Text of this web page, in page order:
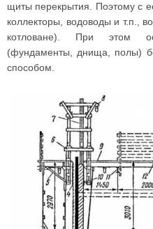
щиты перекрытия. Поэтому с
коллекторы, водоводы и т.п.,
котловане). При этом
(фундаменты, днища, полы)
способом.